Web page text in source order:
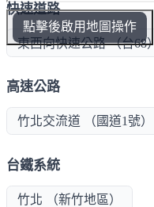
點擊後啟用地圖操作
快速道路
東西向快速公路 （台68）
高速公路
竹北交流道 （國道1號）
台鐵系統
竹北 （新竹地區）